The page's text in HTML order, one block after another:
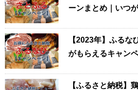
ーンまとめ｜いつ
【2023年】ふる
がもらえるキャン
【ふるさと納税】